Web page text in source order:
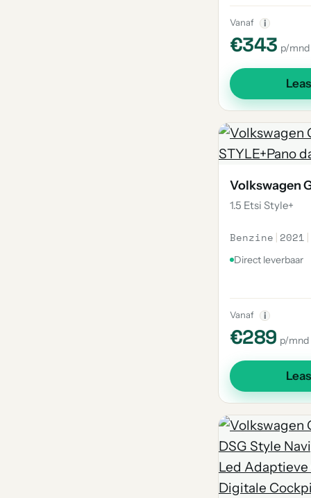
Vanaf i
€343 p/mnd
Volkswagen
1.5 Etsi Style+
Benzine | 2021 |
Direct leverbaar
Vanaf i
€289 p/mnd